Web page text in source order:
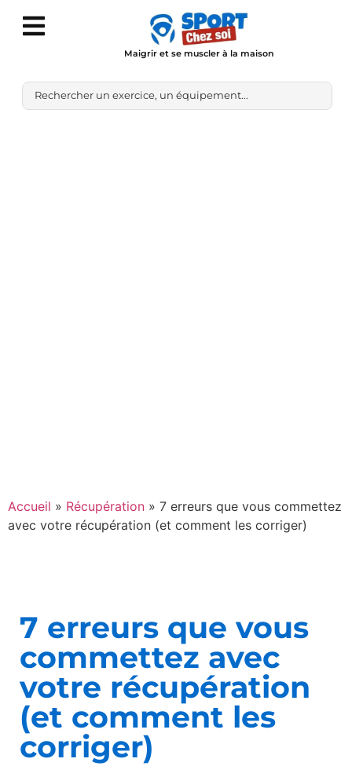
Maigrir et se muscler à la maison
Accueil » Récupération » 7 erreurs que vous commettez
avec votre récupération (et comment les corriger)
7 erreurs que vous
commettez avec
votre récupération
(et comment les
corriger)